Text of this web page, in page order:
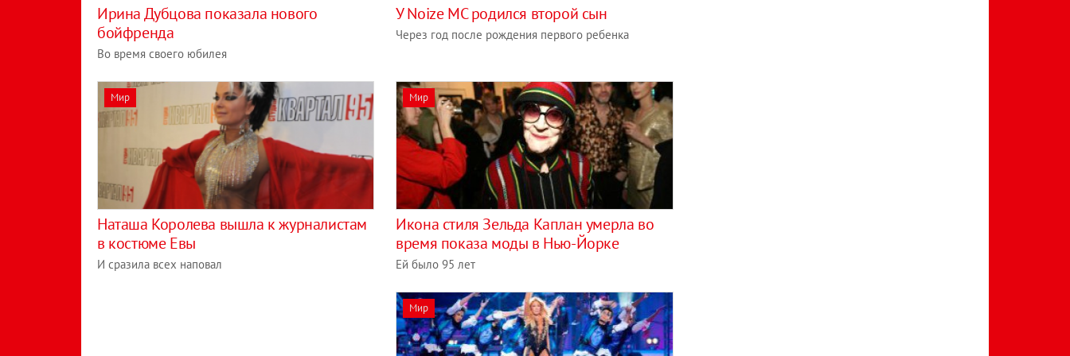
Ирина Дубцова показала нового
бойфренда
Во время своего юбилея
У Noize MC родился второй сын
Через год после рождения первого ребенка
Мир
Наташа Королева вышла к журналистам
в костюме Евы
И сразила всех наповал
Мир
Икона стиля Зельда Каплан умерла во
время показа моды в Нью-Йорке
Ей было 95 лет
Мир